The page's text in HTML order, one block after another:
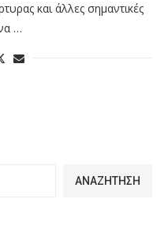
και άλλες σημαντικές
…
ΑΝΑΖΉΤΗΣΗ